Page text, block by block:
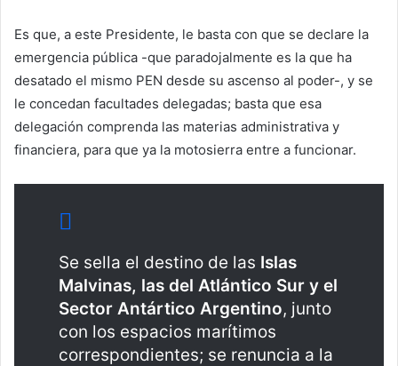
Es que, a este Presidente, le basta con que se declare la
emergencia pública -que paradojalmente es la que ha
desatado el mismo PEN desde su ascenso al poder-, y se
le concedan facultades delegadas; basta que esa
delegación comprenda las materias administrativa y
financiera, para que ya la motosierra entre a funcionar.
Se sella el destino de las Islas
Malvinas, las del Atlántico Sur y el
Sector Antártico Argentino, junto
con los espacios marítimos
correspondientes; se renuncia a la